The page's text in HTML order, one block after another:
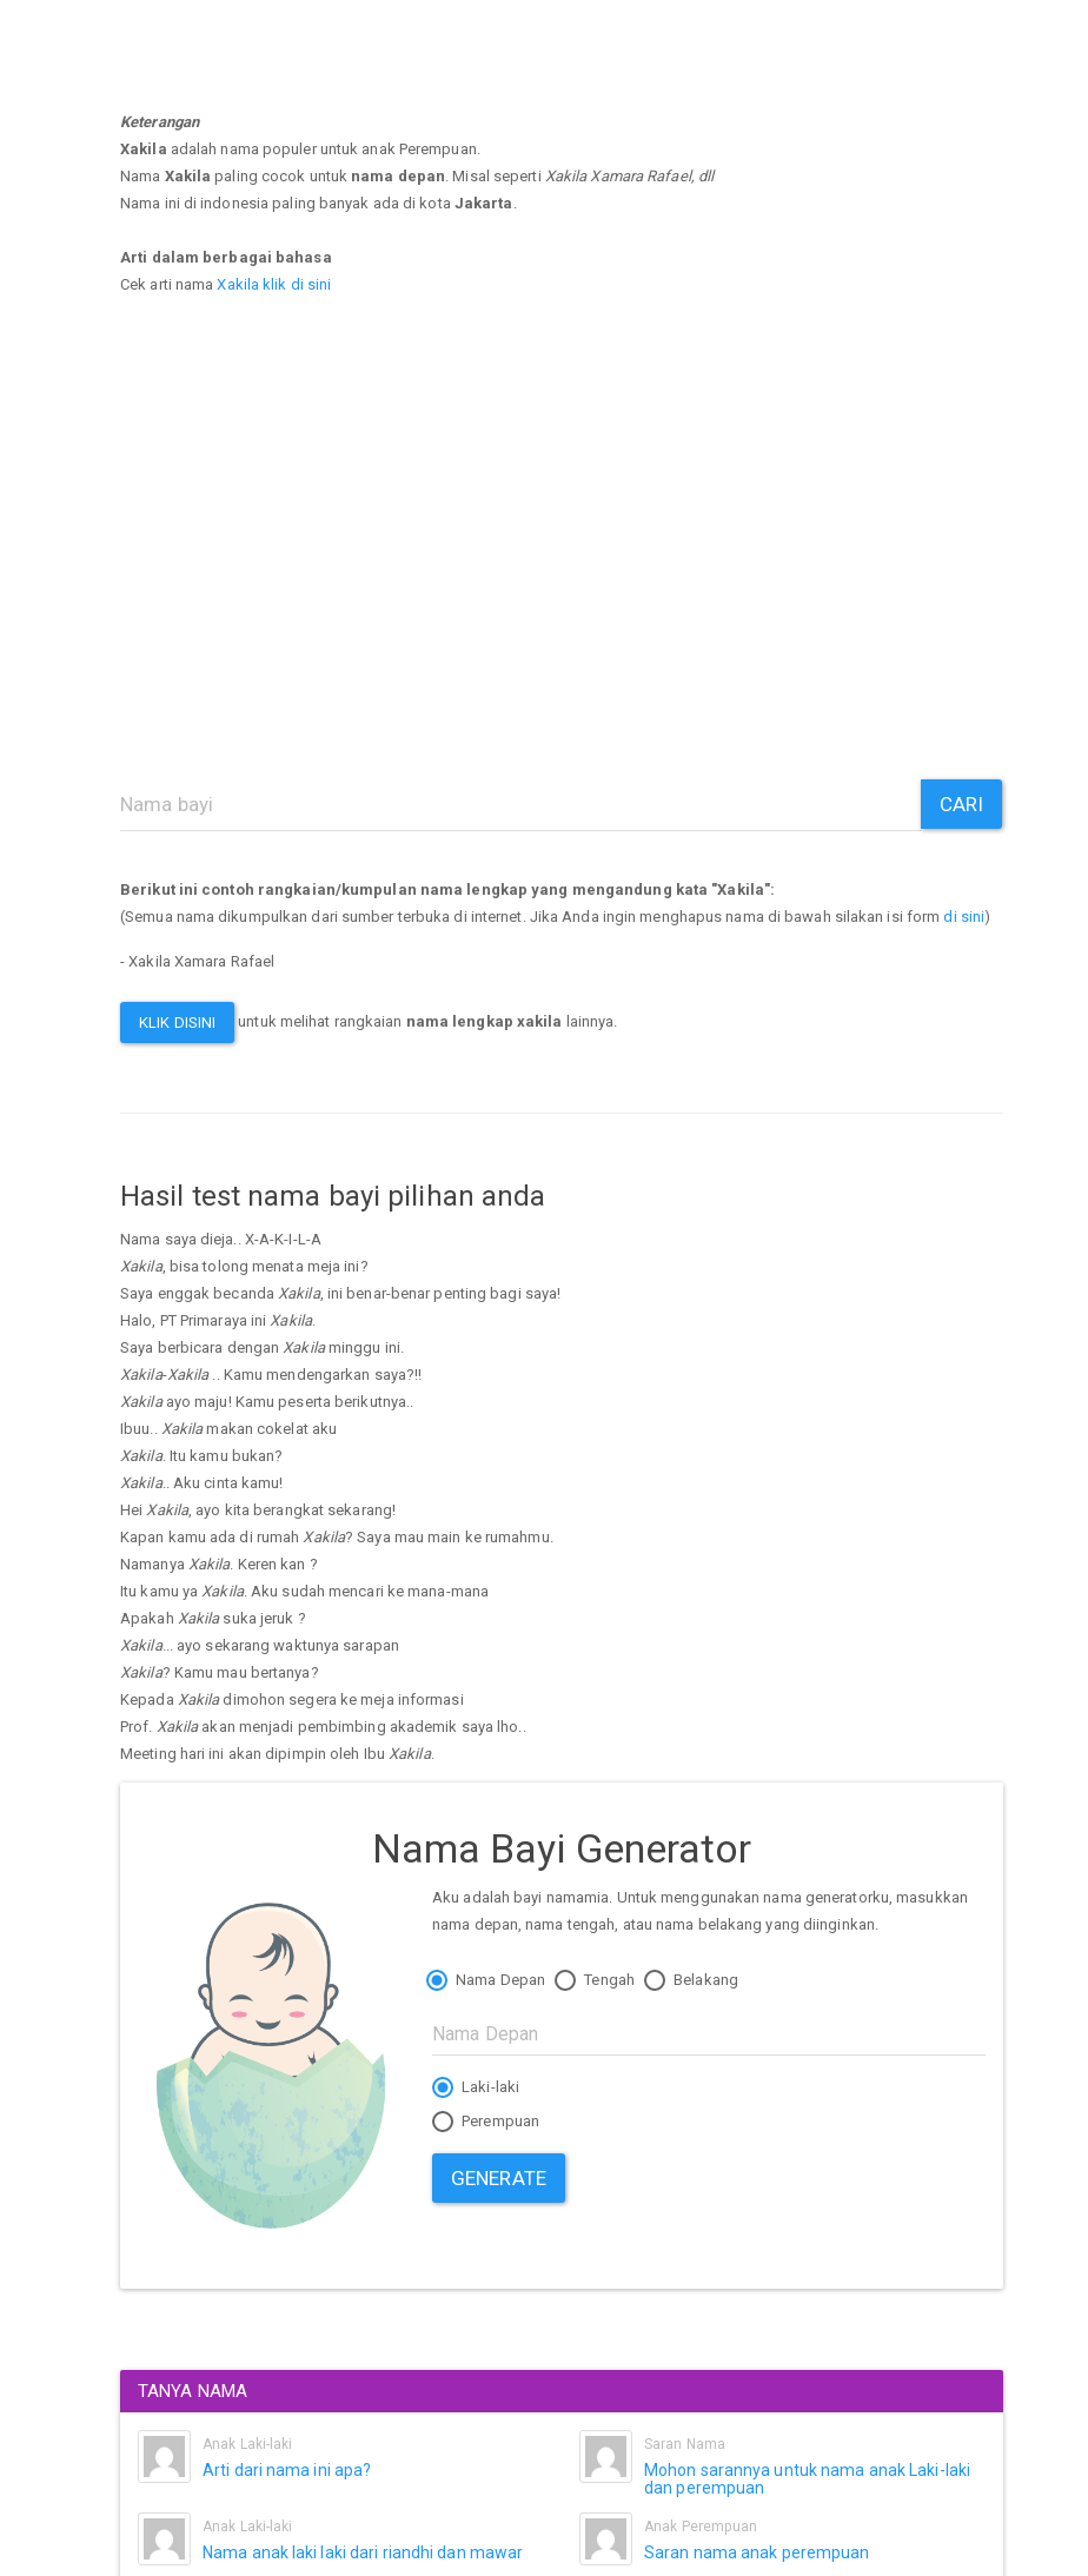
Keterangan
Xakila adalah nama populer untuk anak Perempuan.
Nama Xakila paling cocok untuk nama depan . Misal seperti Xakila Xamara Rafael, dll
Nama ini di indonesia paling banyak ada di kota Jakarta
Arti dalam berbagai bahasa
Cek arti namaXakila klik di sini
CARI
Berikut ini contoh rangkaian/kumpulan nama lengkap yang mengandung kata "Xakila":
(Semua nama dikumpulkan dari sumber terbuka di internet. Jika Anda ingin menghapus nama di bawah silakan isi formdi sini)
- Xakila Xamara Rafael
KLIK DISINI untuk melihat rangkaian nama lengkap xakila lainnya.
Hasil test nama bayi pilihan anda
Nama saya dieja.. X-A-K-I-L-A
Xakila, bisa tolong menata meja ini?
Saya enggak becanda Xakila, ini benar-benar penting bagi saya!
Halo, PT Primaraya ini Xakila.
Saya berbicara dengan Xakilaminggu ini.
Xakila-Xakila.. Kamu mendengarkan saya?!!
Xakilaayo maju! Kamu peserta berikutnya..
Ibuu.. Xakilamakan cokelat aku
Xakila. Itu kamu bukan?
Xakila.. Aku cinta kamu!
Hei Xakila, ayo kita berangkat sekarang!
Kapan kamu ada di rumah Xakila? Saya mau main ke rumahmu.
Namanya Xakila. Keren kan ?
Itu kamu ya Xakila. Aku sudah mencari ke mana-mana
Apakah Xakilasuka jeruk ?
Xakila... ayo sekarang waktunya sarapan
Xakila? Kamu mau bertanya?
Kepada Xakiladimohon segera ke meja informasi
Prof. Xakilaakan menjadi pembimbing akademik saya lho..
Meeting hari ini akan dipimpin oleh Ibu Xakila.
Nama Bayi Generator
Aku adalah bayi namamia. Untuk menggunakan nama generatorku, masukkan
nama depan, nama tengah, atau nama belakang yang diinginkan.
Nama Depan Tengah Belakang
Laki-laki
Perempuan
GENERATE
TANYA NAMA
Anak Laki-laki
Arti dari nama ini apa?
Saran Nama
Mohon sarannya untuk nama anak Laki-laki
dan perempuan
Anak Laki-laki
Nama anak laki laki dari riandhi dan mawar
Anak Perempuan
Saran nama anak perempuan